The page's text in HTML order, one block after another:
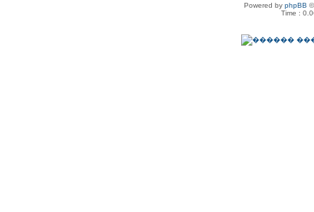
Powered by phpBB
Time :